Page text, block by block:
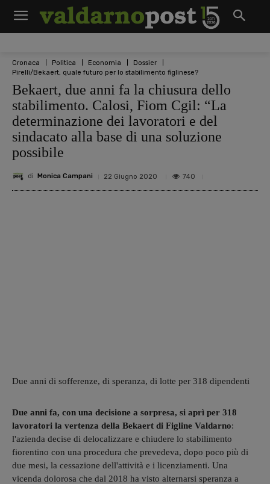
Cronaca Politica Economia
Dossier
Pirelli/Bekaert, quale futuro per lo stabilimento figlinese?
Bekaert, due anni fa la chiusura dello
stabilimento. Calosi, Fiom Cgil: “La
determinazione dei lavoratori e del
sindacato alla base di una soluzione
possibile
di Monica Campani 22 Giugno 2020 740
Due anni di sofferenze, di speranza, di lotte per 318 dipendenti
Due anni fa, con una decisione a sorpresa, si aprì per 318
lavoratori la vertenza della Bekaert di Figline Valdarno:
l'azienda decise di delocalizzare e chiudere lo stabilimento
fiorentino con una procedura che prevedeva, dopo poco più di
due mesi, la cessazione dell'attività e i licenziamenti. Una
vicenda dolorosa che dal 2018 ha visto alternarsi speranza a